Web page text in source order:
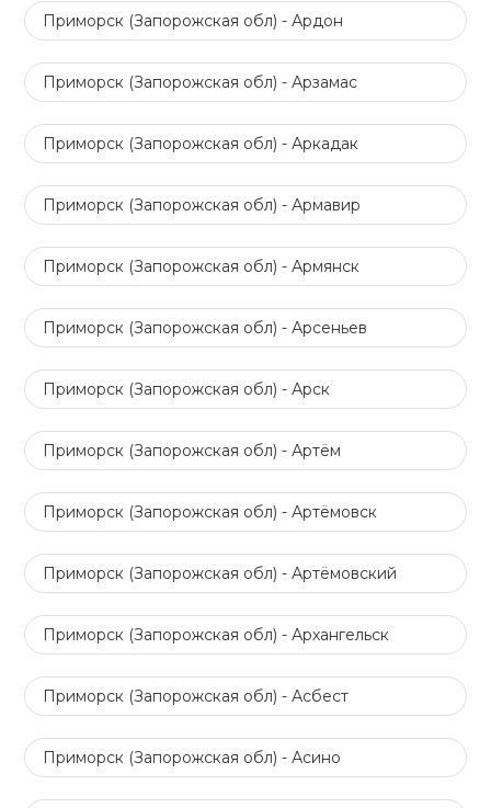
Приморск (Запорожская обл) - Ардон
Приморск (Запорожская обл) - Арзамас
Приморск (Запорожская обл) - Аркадак
Приморск (Запорожская обл) - Армавир
Приморск (Запорожская обл) - Армянск
Приморск (Запорожская обл) - Арсеньев
Приморск (Запорожская обл) - Арск
Приморск (Запорожская обл) - Артём
Приморск (Запорожская обл) - Артёмовск
Приморск (Запорожская обл) - Артёмовский
Приморск (Запорожская обл) - Архангельск
Приморск (Запорожская обл) - Асбест
Приморск (Запорожская обл) - Асино